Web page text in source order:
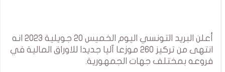
أعلن البريد التونسي اليوم الخميس 20 جويلية 2023 انه
انتهى من تركيز 260 موزعا آليا جديدا للاوراق المالية في
فروعه بمختلف جهات الجمهورية.